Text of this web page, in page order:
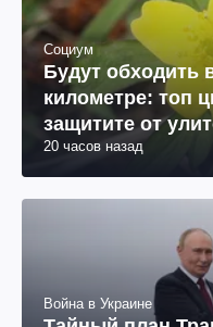
Социум
Будут обходить
километре: топ
защитите от
20 часов назад
Война в Украине